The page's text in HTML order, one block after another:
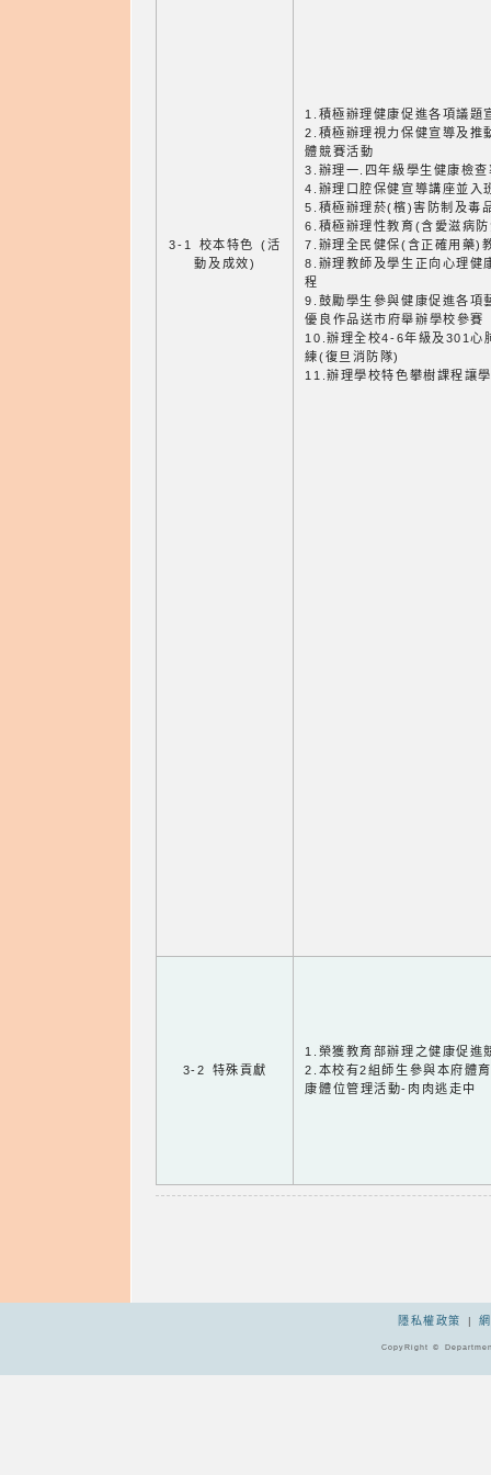
3-1 校本特色 (活
動及成效)
1.積極辦理健康促進各項議題
2.積極辦理視力保健宣導及推
體競賽活動
3.辦理一.四年級學生健康檢
4.辦理口腔保健宣導講座並入
5.積極辦理菸(檳)害防制及毒
6.積極辦理性教育(含愛滋病
7.辦理全民健保(含正確用藥)
8.辦理教師及學生正向心理健
程
9.鼓勵學生參與健康促進各項
優良作品送市府舉辦學校參賽
10.辦理全校4-6年級及301心
練(復旦消防隊)
11.辦理學校特色攀樹課程讓
3-2 特殊貢獻
1.榮獲教育部辦理之健康促進
2.本校有2組師生參與本府體
康體位管理活動-肉肉逃走中
隱私權政策 |
CopyRight ©